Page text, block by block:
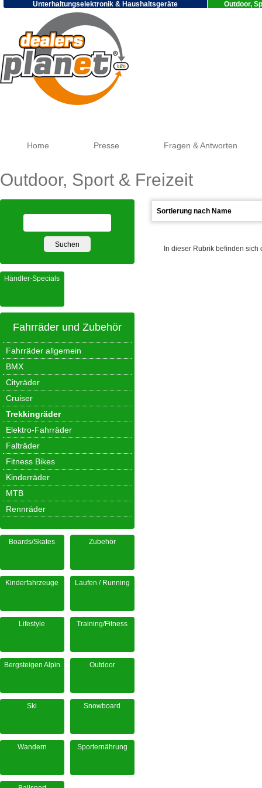
Unterhaltungselektronik & Haushaltsgeräte Outdoor,
Home Presse Fragen & Antworten
Outdoor, Sport & Freizeit
In dieser Rubrik befinden
Händler-Specials
Fahrräder und Zubehör
Fahrräder allgemein
BMX
Cityräder
Cruiser
Trekkingräder
Elektro-Fahrräder
Falträder
Fitness Bikes
Kinderräder
MTB
Rennräder
Boards/Skates Zubehör
Kinderfahrzeuge Laufen / Running
Lifestyle Training/Fitness
Bergsteigen Alpin Outdoor
Ski Snowboard
Wandern Sporternährung